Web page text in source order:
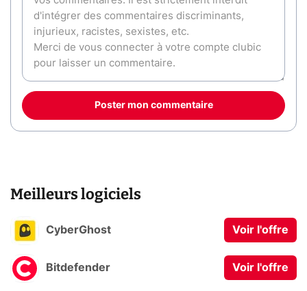
Poster mon commentaire
Meilleurs logiciels
CyberGhost Voir l'offre
Bitdefender Voir l'offre